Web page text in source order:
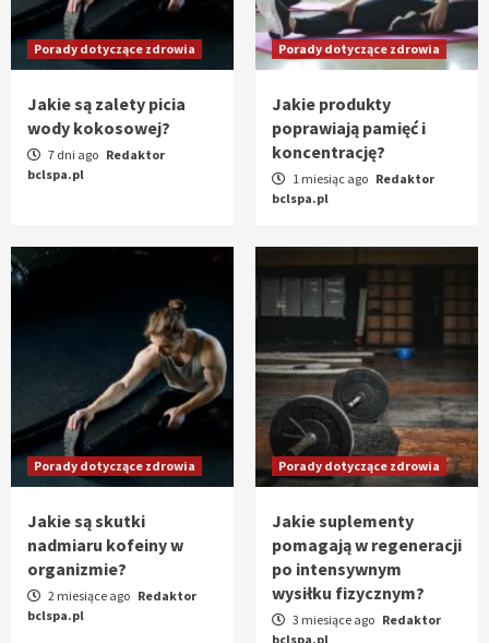
Porady dotyczące zdrowia
Jakie są zalety picia
wody kokosowej?
7 dni ago Redaktor
bclspa.pl
Porady dotyczące zdrowia
Jakie produkty
poprawiają pamięć i
koncentrację?
1 miesiąc ago Redaktor
bclspa.pl
Porady dotyczące zdrowia
Jakie są skutki
nadmiaru kofeiny w
organizmie?
2 miesiące ago Redaktor
bclspa.pl
Porady dotyczące zdrowia
Jakie suplementy
pomagają w regeneracji
po intensywnym
wysiłku fizycznym?
3 miesiące ago Redaktor
bclspa.pl